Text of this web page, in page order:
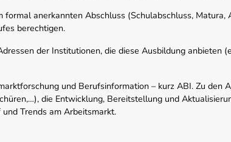
anerkannten Abschluss (Schulabschluss, Matura,
berechtigen.
der Institutionen, die diese Ausbildung anbieten
und Berufsinformation – kurz ABI. Zu den
die Entwicklung, Bereitstellung und
Trends am Arbeitsmarkt.